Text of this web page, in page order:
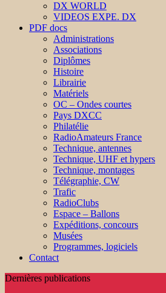
DX WORLD
VIDEOS EXPE. DX
PDF docs
Administrations
Associations
Diplômes
Histoire
Librairie
Matériels
OC – Ondes courtes
Pays DXCC
Philatélie
RadioAmateurs France
Technique, antennes
Technique, UHF et hypers
Technique, montages
Télégraphie, CW
Trafic
RadioClubs
Espace – Ballons
Expéditions, concours
Musées
Programmes, logiciels
Contact
Dernières publications